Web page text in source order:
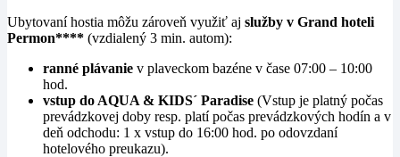
Ubytovaní hostia môžu zároveň využiť aj služby v Grand hoteli
Permon**** (vzdialený 3 min. autom):
ranné plávanie v plaveckom bazéne v čase 07:00 – 10:00
hod.
vstup do AQUA & KIDS´ Paradise (Vstup je platný počas
prevádzkovej doby resp. platí počas prevádzkových hodín a v
deň odchodu: 1 x vstup do 16:00 hod. po odovzdaní
hotelového preukazu).